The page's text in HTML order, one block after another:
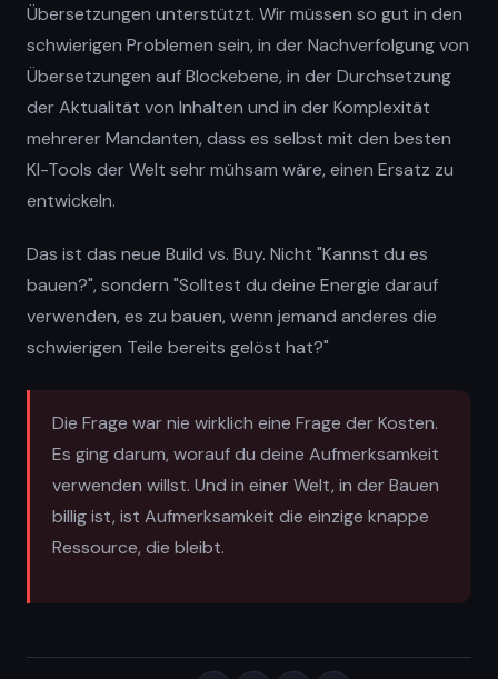
Übersetzungen unterstützt. Wir müssen so gut in den
schwierigen Problemen sein, in der Nachverfolgung von
Übersetzungen auf Blockebene, in der Durchsetzung
der Aktualität von Inhalten und in der Komplexität
mehrerer Mandanten, dass es selbst mit den besten
KI-Tools der Welt sehr mühsam wäre, einen Ersatz zu
entwickeln.
Das ist das neue Build vs. Buy. Nicht "Kannst du es
bauen?", sondern "Solltest du deine Energie darauf
verwenden, es zu bauen, wenn jemand anderes die
schwierigen Teile bereits gelöst hat?"
Die Frage war nie wirklich eine Frage der Kosten.
Es ging darum, worauf du deine Aufmerksamkeit
verwenden willst. Und in einer Welt, in der Bauen
billig ist, ist Aufmerksamkeit die einzige knappe
Ressource, die bleibt.